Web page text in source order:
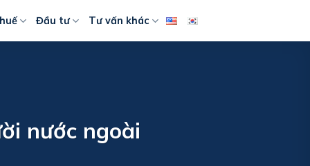
Đầu tư Tư vấn khác
nước ngoài